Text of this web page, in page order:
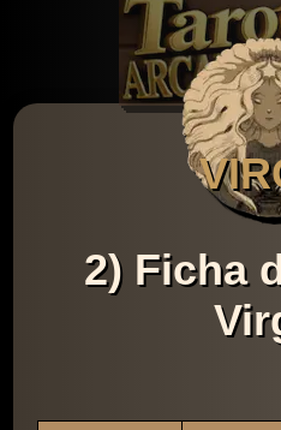
2) Ficha